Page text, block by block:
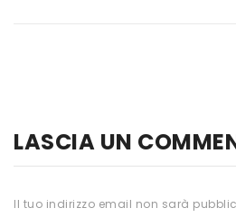
NAMED SPORT
NATIVA INTEGRATORI
LASCIA UN
Il tuo indirizzo email non sarà